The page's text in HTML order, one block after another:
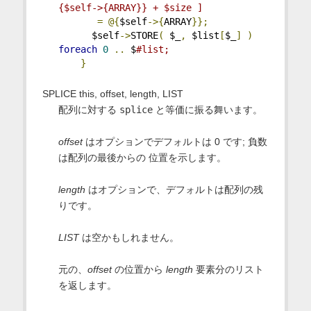
{$self->{ARRAY}} + $size ]
= @{$self->{ARRAY}};
$self->STORE( $_ , $list [$_ ]
)
foreach 0 .. $#list;
}
SPLICE this, offset, length, LIST
配列に対する spliceと等価に振る舞います。
offsetはオプションでデフォルトは 0 です; 負数
は配列の最後からの 位置を示します。
length はオプションで、デフォルトは配列の残
りです。
LISTは空かもしれません。
元の、 offsetの位置から length 要素分のリスト
を返します。